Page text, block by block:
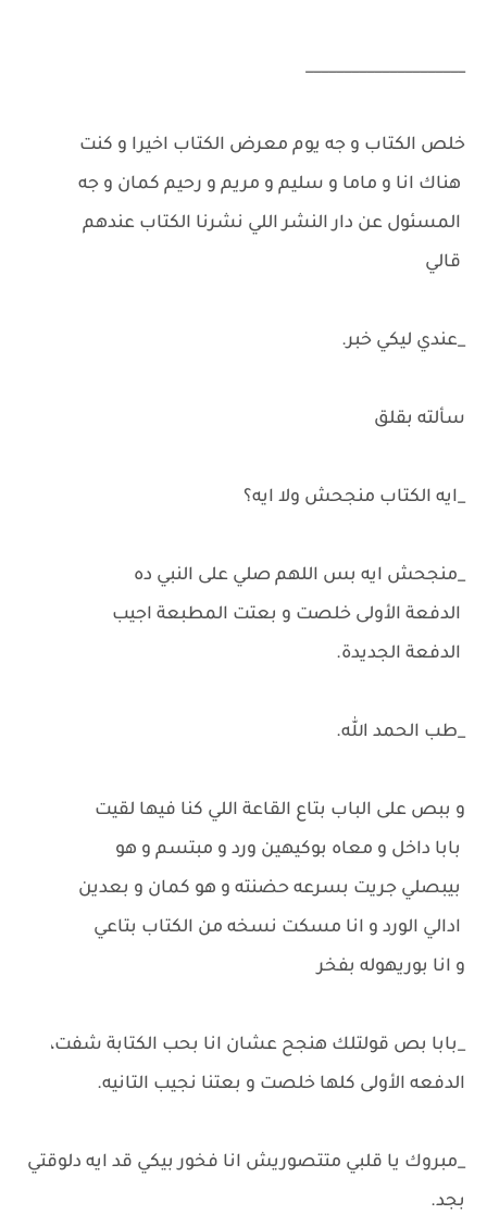
_____________________
خلص الكتاب و جه يوم معرض الكتاب اخيرا و كنت
هناك انا و ماما و سليم و مريم و رحيم كمان و جه
المسئول عن دار النشر اللي نشرنا الكتاب عندهم
قالي
_عندي ليكي خبر.
سألته بقلق
_ايه الكتاب منجحش ولا ايه؟
_منجحش ايه بس اللهم صلي على النبي ده
الدفعة الأولى خلصت و بعتت المطبعة اجيب
الدفعة الجديدة.
_طب الحمد الله.
و ببص على الباب بتاع القاعة اللي كنا فيها لقيت
بابا داخل و معاه بوكيهين ورد و مبتسم و هو
بيبصلي جريت بسرعه حضنته و هو كمان و بعدين
ادالي الورد و انا مسكت نسخه من الكتاب بتاعي
و انا بوريهوله بفخر
_بابا بص قولتلك هنجح عشان انا بحب الكتابة شفت،
الدفعه الأولى كلها خلصت و بعتنا نجيب التانيه.
_مبروك يا قلبي متتصوريش انا فخور بيكي قد ايه دلوقتي
بجد.